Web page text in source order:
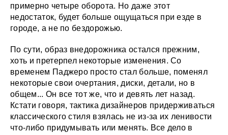
примерно четыре оборота. Но даже этот
недостаток, будет больше ощущаться при езде в
городе, а не по бездорожью.
По сути, образ внедорожника остался прежним,
хоть и претерпел некоторые изменения. Со
временем Паджеро просто стал больше, поменял
некоторые свои очертания, диски, детали, но в
общем... Он все тот же, что и девять лет назад.
Кстати говоря, тактика дизайнеров придерживаться
классического стиля взялась не из-за их ленивости
что-либо придумывать или менять. Все дело в